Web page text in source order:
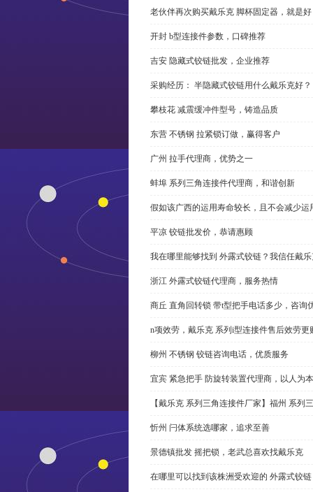
老伙伴再次购买戴乐克 脚杯固定器，就是
开封 b型连接件参数，口碑推荐
吉安 隐藏式铰链批发，企业推荐
采购经历： 半隐藏式铰链用什么戴乐克好？
攀枝花 减震缓冲件型号，铸造品质
东营 不锈钢 拉紧锁订做，赢得客户
广州 拉手代理商，优势之一
蚌埠 系列三角连接件代理商，和谐创新
假如该广西的运用寿命较长，且不会减少
平凉 铰链批发价，恭请惠顾
我在哪里能够找到 外露式铰链？我信任戴
浙江 外露式铰链代理商，服务热情
商丘 直角回转锁 带t型把手电话多少，咨询
n项效劳，戴乐克 系列i型连接件售后效劳更
柳州 不锈钢 铰链咨询电话，优质服务
宜宾 紧急把手 防旋转装置代理商，以人为本
【戴乐克 系列三角连接件厂家】福州 系列
忻州 闩体系统选哪家，追求至善
景德镇批发 摇把锁，老武总喜欢找戴乐克
在哪里可以找到该株洲受欢迎的 外露式铰